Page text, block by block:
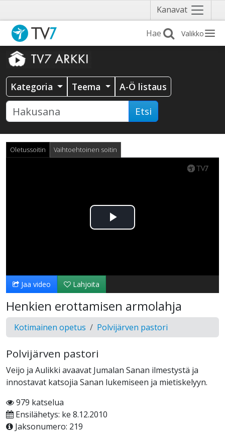
Kanavat Näytä
valikko
Valikko
Kategoria Teema A-Ö listaus
Etsi
Oletussoitin Vaihtoehtoinen soitin
Toista
Jaa video Lahjoita
Henkien erottamisen armolahja
Kotimainen opetus Polvijärven pastori
Polvijärven pastori
Veijo ja Aulikki avaavat Jumalan Sanan ilmestystä ja
innostavat katsojia Sanan lukemiseen ja mietiskelyyn.
979 katselua
Ensilähetys: ke 8.12.2010
Jaksonumero: 219